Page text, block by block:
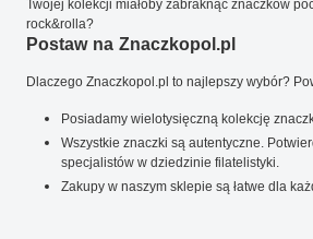
Twojej kolekcji miałoby zabraknąć znaczków
rock&rolla?
Postaw na Znaczkopol.pl
Dlaczego Znaczkopol.pl to najlepszy wybór?
Posiadamy wielotysięczną kolekcję
Wszystkie znaczki są autentyczne.
specjalistów w dziedzinie filatelistyki.
Zakupy w naszym sklepie są łatwe dla